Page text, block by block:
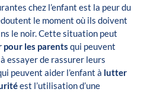
chez l’enfant est la peur du
le moment où ils doivent
le noir.Cette situation peut
pour les parents qui peuvent
essayer de rassurer leurs
peuvent aider l’enfant à lutter
est l’utilisation d’une